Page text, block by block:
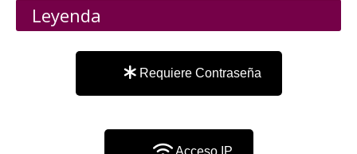
Leyenda
Requiere Contraseña
Acceso IP